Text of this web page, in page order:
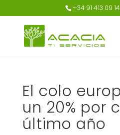
+34 91 413 09 14
El colo
un 20% por
último año